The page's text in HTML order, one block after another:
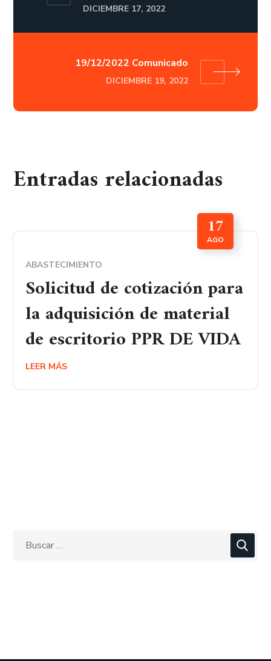
DICIEMBRE 17, 2022
19/12/2022 Comunicado
DICIEMBRE 19, 2022
Entradas relacionadas
17
AGO
ABASTECIMIENTO
Solicitud de cotización para
la adquisición de material
de escritorio PPR DE VIDA
LEER MÁS